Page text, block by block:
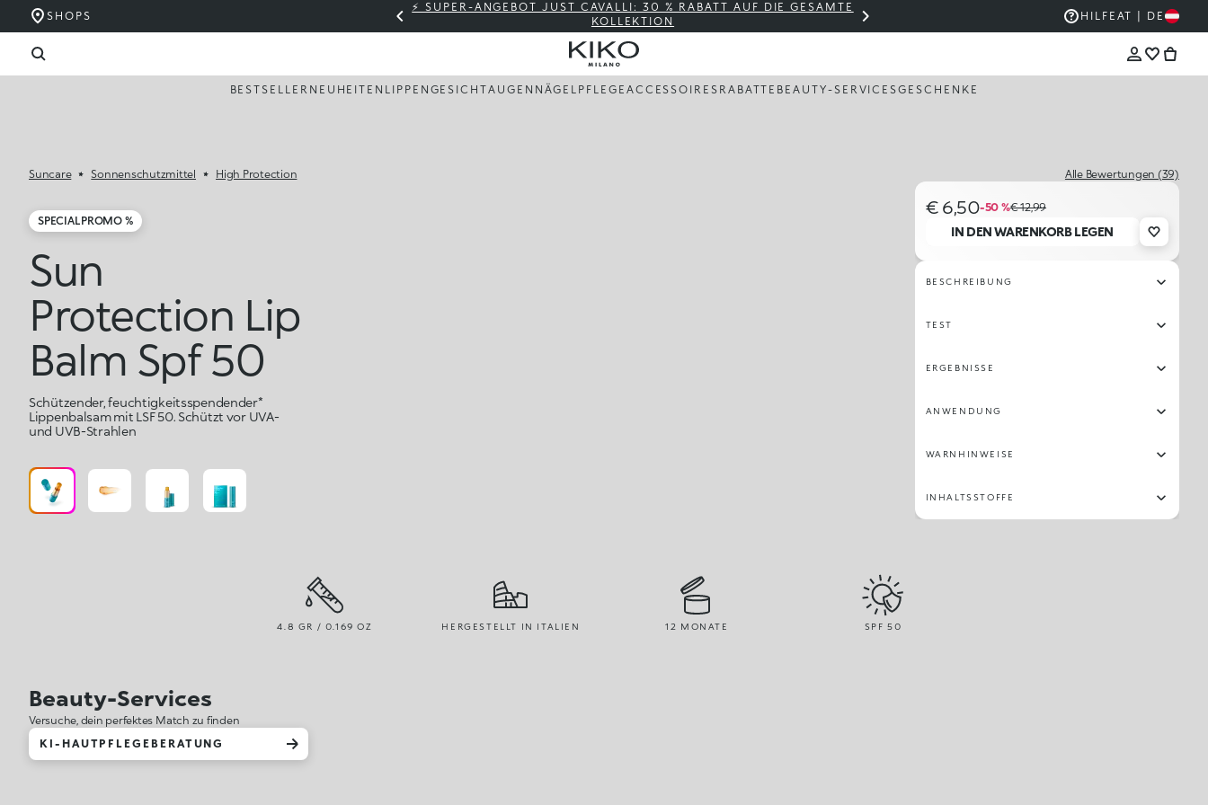
SHOPS
⚡ SUPER-ANGEBOT JUST CAVALLI: 30 % RABATT AUF DIE GESAMTE
KOLLEKTION
THE KIKO SALE: BIS ZU -50 %
HILFE AT | DE
BESTSELLER NEUHEITEN LIPPEN GESICHTAUGEN NÄGEL PFLEGE ACCESSOIRES RABATTE BEAUTY-SERVICESGESCHENKE
Suncare Sonnenschutzmittel High Protection
SPECIAL PROMO %
Sun
Protection Lip
Balm Spf 50
Schützender, feuchtigkeitsspendender*
Lippenbalsam mit LSF 50. Schützt vor UVA-
und UVB-Strahlen
Alle Bewertungen (39)
€ 6,50-50 %€ 12,99
IN DEN WARENKORB LEGEN
BESCHREIBUNG
TEST
ERGEBNISSE
ANWENDUNG
WARNHINWEISE
INHALTSSTOFFE
4.8 GR / 0.169 OZ HERGESTELLT IN ITALIEN 12 MONATE SPF50
Beauty-Services
Versuche, dein perfektes Match zu finden
KI-HAUTPFLEGEBERATUNG